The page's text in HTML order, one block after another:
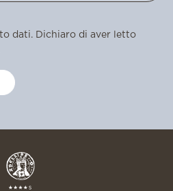
dati. Dichiaro di aver letto